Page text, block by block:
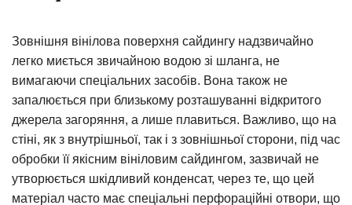
Зовнішня вінілова поверхня сайдингу надзвичайно
легко миється звичайною водою зі шланга, не
вимагаючи спеціальних засобів. Вона також не
запалюється при близькому розташуванні відкритого
джерела загоряння, а лише плавиться. Важливо, що на
стіні, як з внутрішньої, так і з зовнішньої сторони, під час
обробки її якісним вініловим сайдингом, зазвичай не
утворюється шкідливий конденсат, через те, що цей
матеріал часто має спеціальні перфораційні отвори, що